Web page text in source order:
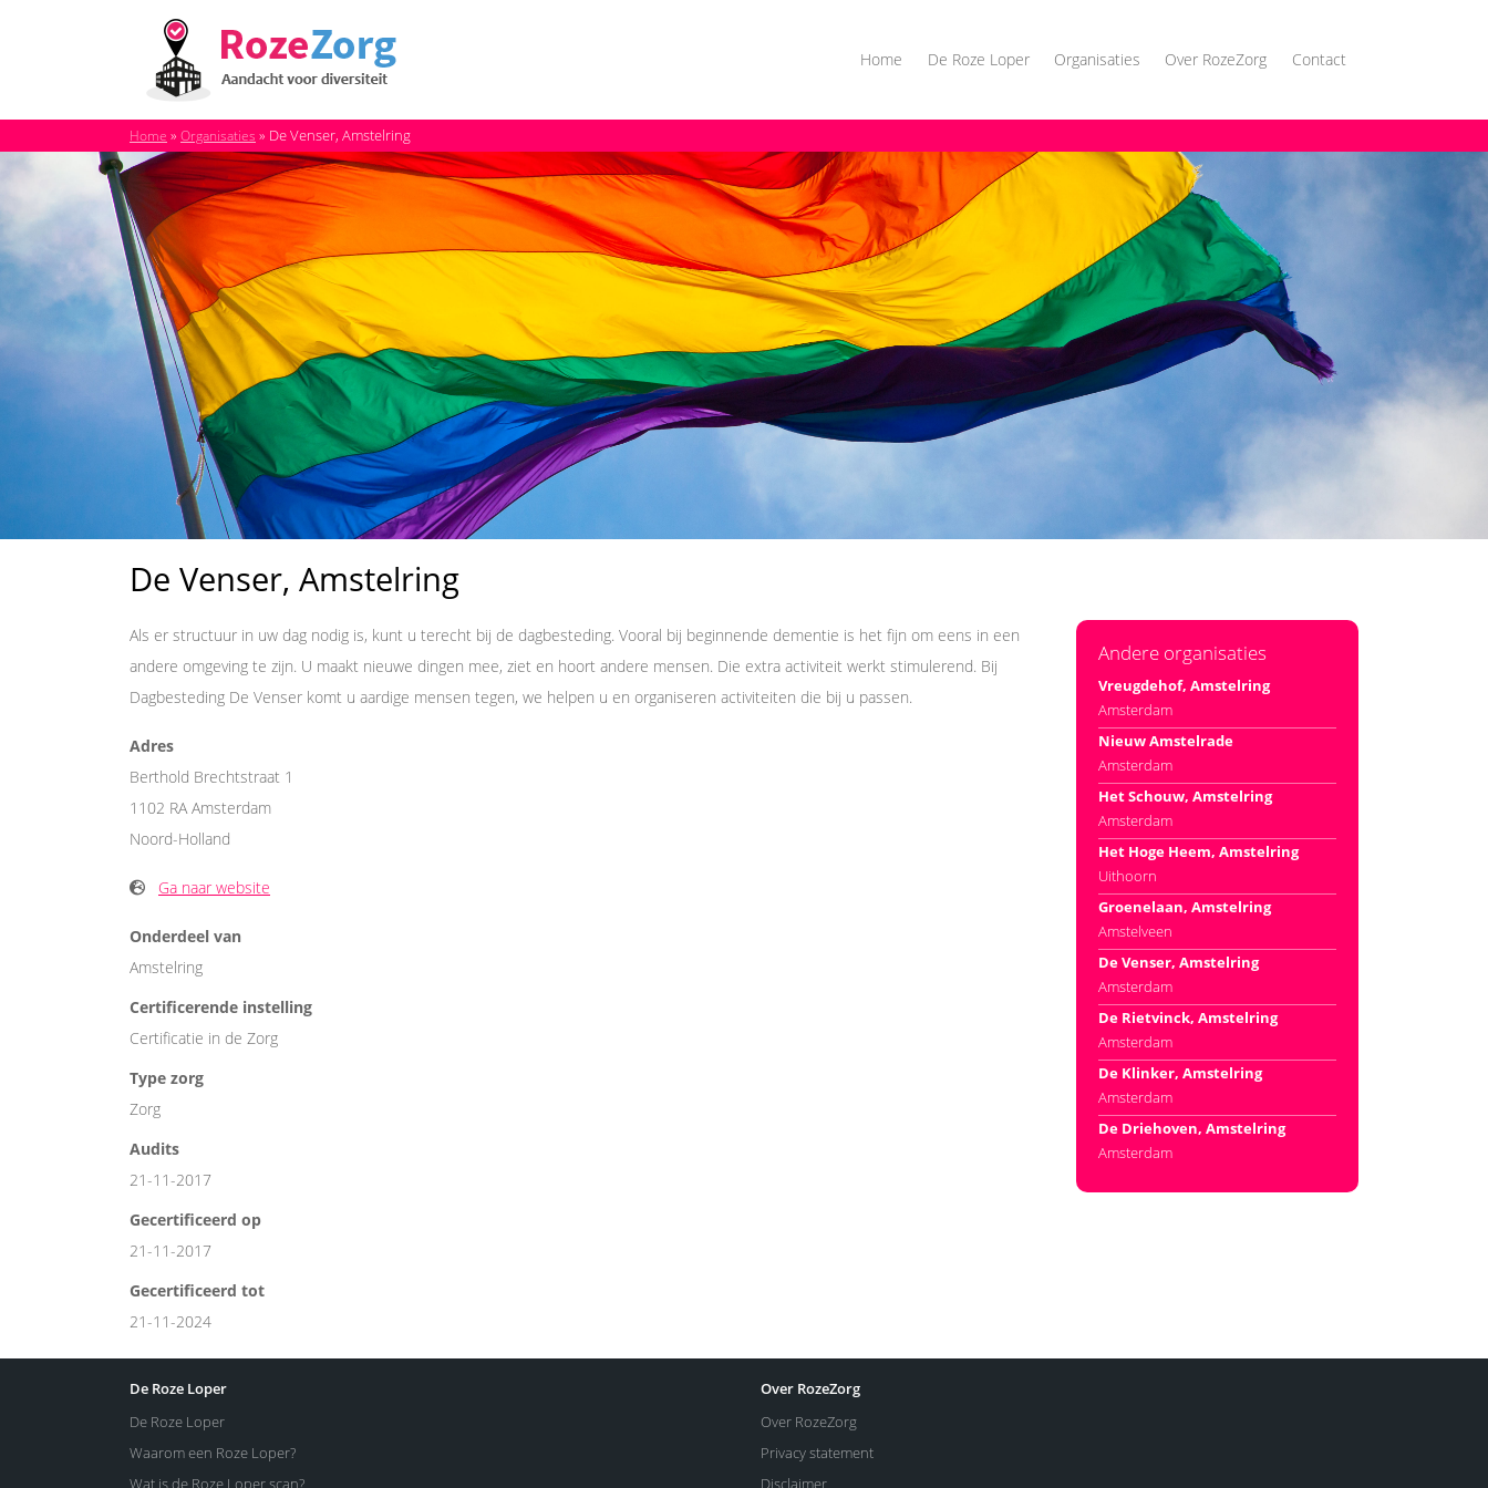
Home De Roze Loper Organisaties Over RozeZorg Contact
Home » Organisaties » De Venser, Amstelring
De Venser, Amstelring
Als er structuur in uw dag nodig is, kunt u terecht bij de dagbesteding. Vooral bij beginnende dementie is het fijn om eens in een
andere omgeving te zijn. U maakt nieuwe dingen mee, ziet en hoort andere mensen. Die extra activiteit werkt stimulerend. Bij
Dagbesteding De Venser komt u aardige mensen tegen, we helpen u en organiseren activiteiten die bij u passen.
Adres
Berthold Brechtstraat 1
1102 RA Amsterdam
Noord-Holland
Ga naar website
Onderdeel van
Amstelring
Certificerende instelling
Certificatie in de Zorg
Type zorg
Zorg
Audits
21-11-2017
Gecertificeerd op
21-11-2017
Gecertificeerd tot
21-11-2024
Andere organisaties
Vreugdehof, Amstelring
Amsterdam
Nieuw Amstelrade
Amsterdam
Het Schouw, Amstelring
Amsterdam
Het Hoge Heem, Amstelring
Uithoorn
Groenelaan, Amstelring
Amstelveen
De Venser, Amstelring
Amsterdam
De Rietvinck, Amstelring
Amsterdam
De Klinker, Amstelring
Amsterdam
De Driehoven, Amstelring
Amsterdam
De Roze Loper
De Roze Loper
Waarom een Roze Loper?
Wat is de Roze Loper scan?
Over RozeZorg
Over RozeZorg
Privacy statement
Disclaimer